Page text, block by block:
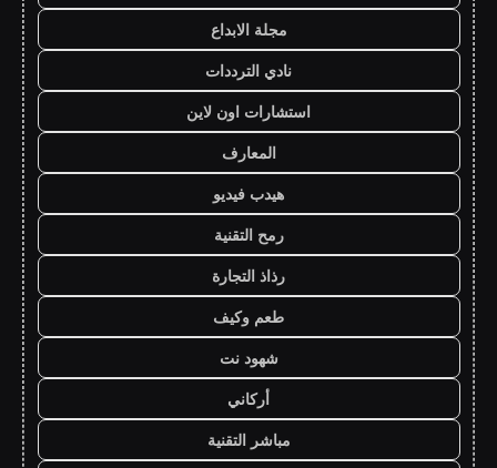
مجلة الابداع
نادي الترددات
استشارات اون لاين
المعارف
هيدب فيديو
رمح التقنية
رذاذ التجارة
طعم وكيف
شهود نت
أركاني
مباشر التقنية